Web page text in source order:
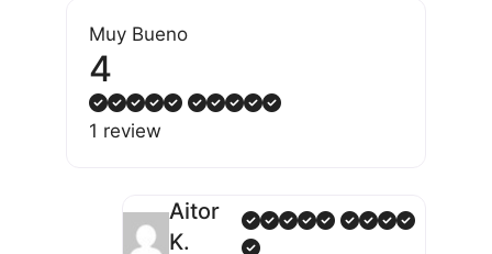
Muy Bueno
4
1 review
Aitor
K.